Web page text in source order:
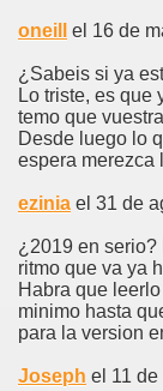
oneill el 16 de
¿Sabeis si ya
Lo triste, es que
temo que
Desde luego lo
espera merezca
ezinia el 31 de
¿2019 en serio?
ritmo que va ya
Habra que
minimo hasta
para la version
Joseph el 11 de